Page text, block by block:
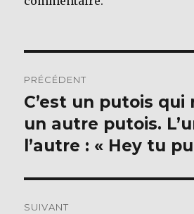
de
l’article
PRÉCÉDENT
Publication
précédente :
C’est un putois qui
un autre putois.
l’autre : « Hey tu
SUIVANT